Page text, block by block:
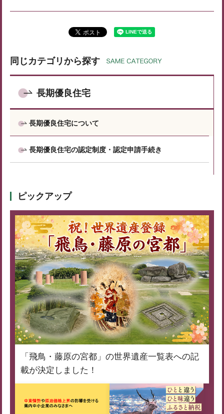
同じカテゴリから探す
長期優良住宅
長期優良住宅について
長期優良住宅の認定制度・認定申請手続き
ピックアップ
「飛鳥・藤原の宮都」の世界遺産一覧表への記
載が決定しました！